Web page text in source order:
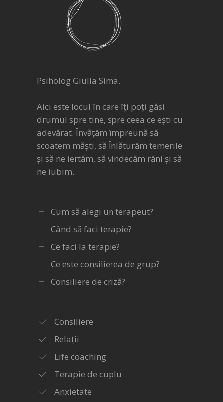
Psiholog Giulia Sima.
Aici este locul în care îți poți găsi
drumul spre tine, spre ceea ce ești cu
adevărat. Învățăm împreună să
scoatem măști, să Înlăturăm temerile
și să ne iertăm, să vindecăm răni și să
ne iubim.
Cum să alegi un terapeut?
Când să faci terapie?
Ce faci la terapie?
Ce este consilierea de grup?
Consiliere de criză?
Consiliere
Relații
Life coaching
Terapie de cuplu
Anxietate